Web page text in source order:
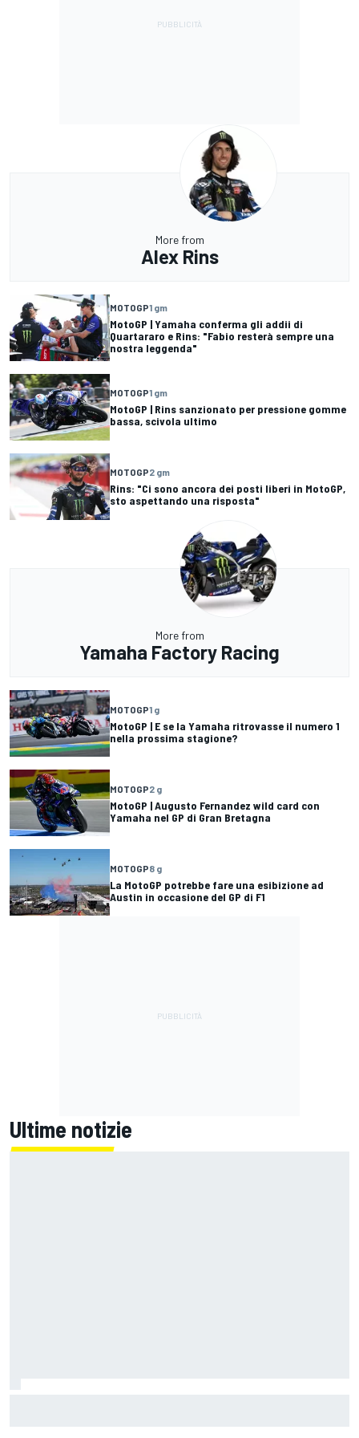
More from
Alex Rins
MOTOGP1 gm
MotoGP | Yamaha conferma gli addii di
Quartararo e Rins: "Fabio resterà sempre una
nostra leggenda"
MOTOGP1 gm
MotoGP | Rins sanzionato per pressione gomme
bassa, scivola ultimo
MOTOGP2 gm
Rins: "Ci sono ancora dei posti liberi in MotoGP,
sto aspettando una risposta"
More from
Yamaha Factory Racing
MOTOGP1 g
MotoGP | E se la Yamaha ritrovasse il numero 1
nella prossima stagione?
MOTOGP2 g
MotoGP | Augusto Fernandez wild card con
Yamaha nel GP di Gran Bretagna
MOTOGP8 g
La MotoGP potrebbe fare una esibizione ad
Austin in occasione del GP di F1
Ultime notizie